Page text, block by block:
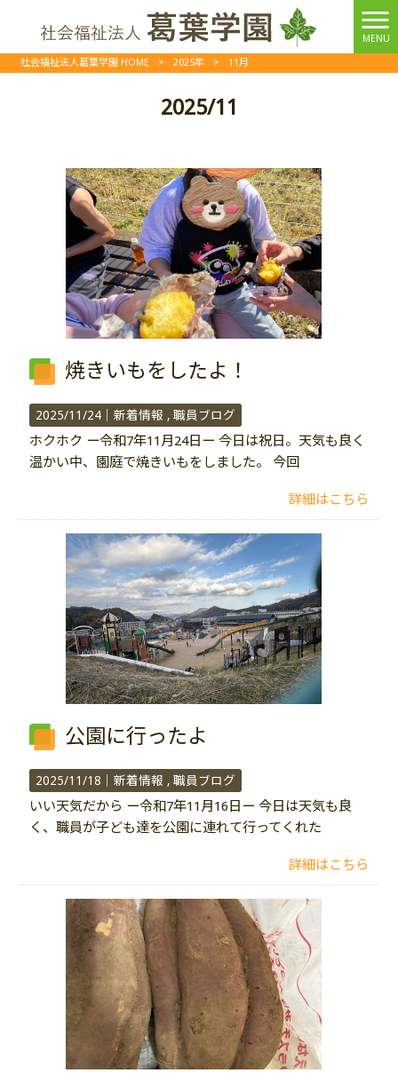
MENU
社会福祉法人葛葉学園 HOME > 2025年 > 11月
2025/11
焼きいもをしたよ！
2025/11/24｜新着情報 職員ブログ
ホクホク ー令和7年11月24日ー 今日は祝日。天気も良く
温かい中、園庭で焼きいもをしました。 今回
詳細はこちら
公園に行ったよ
2025/11/18｜新着情報 職員ブログ
いい天気だから ー令和7年11月16日ー 今日は天気も良
く、職員が子ども達を公園に連れて行ってくれた
詳細はこちら